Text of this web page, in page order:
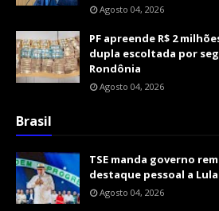
Agosto 04, 2026
PF apreende R$ 2
dupla escoltada por
Rondônia
Agosto 04, 2026
Brasil
TSE manda governo
destaque pessoal a
Agosto 04, 2026